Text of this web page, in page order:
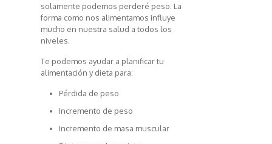
solamente podemos perderé peso. La
forma como nos alimentamos influye
mucho en nuestra salud a todos los
niveles.
Te podemos ayudar a planificar tu
alimentación y dieta para:
Pérdida de peso
Incremento de peso
Incremento de masa muscular